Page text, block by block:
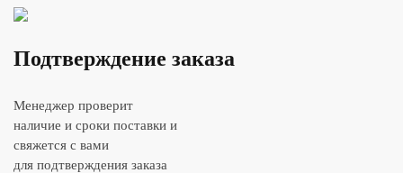
Подтверждение заказа
Менеджер проверит
наличие и сроки поставки и
свяжется с вами
для подтверждения заказа